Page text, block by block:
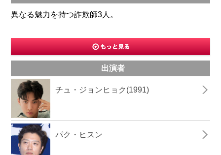
異なる魅力を持つ詐欺師3人。
出演者
チュ・ジョンヒョク(1991)
パク・ヒスン